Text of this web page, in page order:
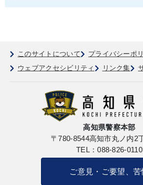
このサイトについて
プライバシーポ
ウェブアクセシビリティ
リンク集
高知県警察本部
〒780-8544高知市丸ノ内2
TEL：088-826-0110
ご意見・ご要望、苦